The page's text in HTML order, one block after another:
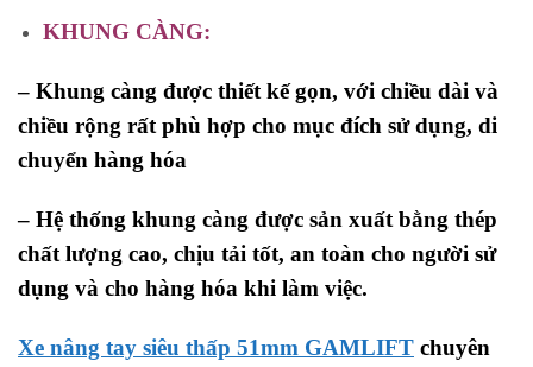
KHUNG CÀNG:
– Khung càng được thiết kế gọn, với chiều dài và
chiều rộng rất phù hợp cho mục đích sử dụng, di
chuyển hàng hóa
– Hệ thống khung càng được sản xuất bằng thép
chất lượng cao, chịu tải tốt, an toàn cho người sử
dụng và cho hàng hóa khi làm việc.
Xe nâng tay siêu thấp 51mm GAMLIFT chuyên